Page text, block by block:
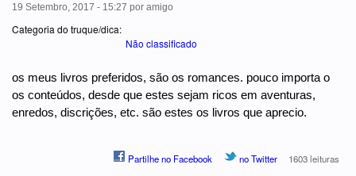
19 Setembro, 2017 - 15:27 por amigo
Categoria do truque/dica:
Não classificado
os meus livros preferidos, são os romances. pouco importa o
os conteúdos, desde que estes sejam ricos em aventuras,
enredos, discrições, etc. são estes os livros que aprecio.
Partilhe no Facebook no Twitter 1603 leituras